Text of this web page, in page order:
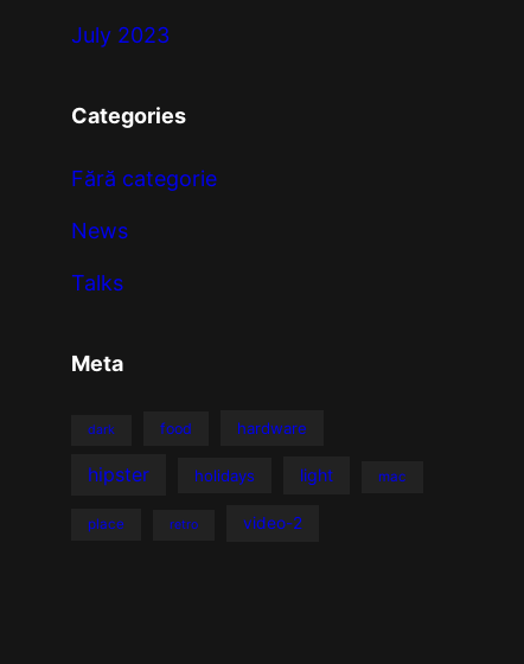
July 2023
Categories
Fără categorie
News
Talks
Meta
dark food hardware
hipster holidays light mac
place retro video-2